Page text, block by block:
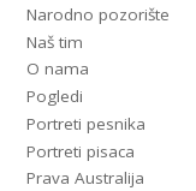
Narodno pozorište
Naš tim
O nama
Pogledi
Portreti pesnika
Portreti pisaca
Prava Australija